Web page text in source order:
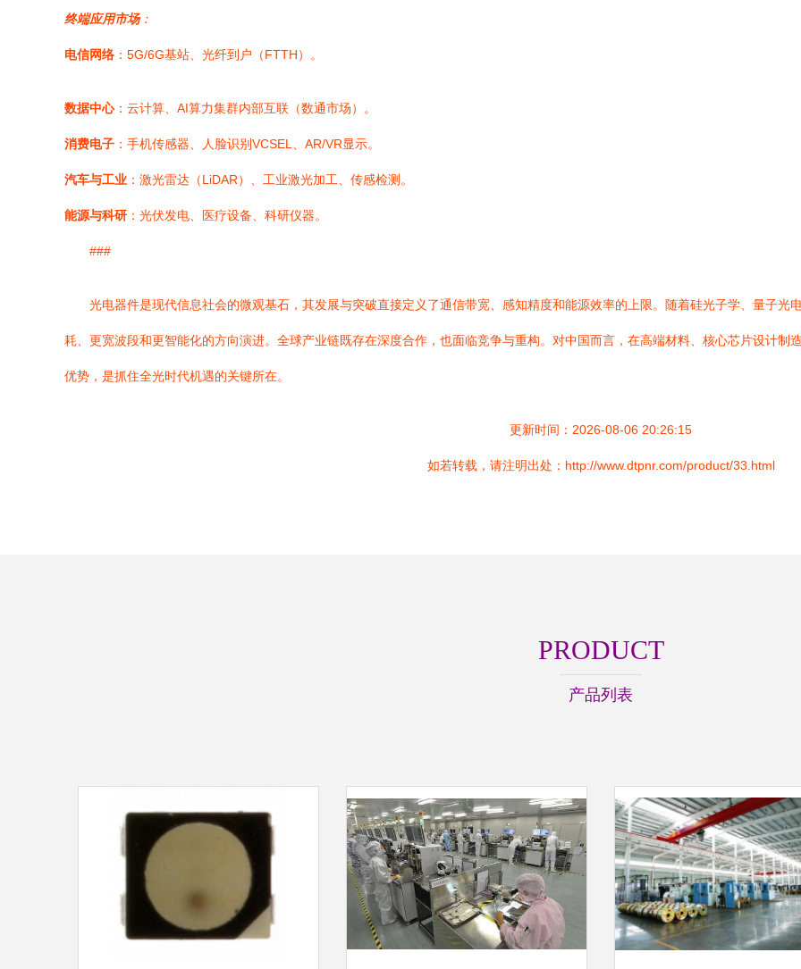
终端应用市场：
电信网络 ：5G/6G基站、光纤到户（FTTH）。
数据中心：云计算、AI算力集群内部互联（数通市场）。
消费电子 ：手机传感器、人脸识别VCSEL、AR/VR显示。
汽车与工业 ：激光雷达（LiDAR）、工业激光加工、传感检测。
能源与科研 ：光伏发电、医疗设备、科研仪器。
###
光电器件是现代信息社会的微观基石，其发展与突破直接定义了通信带宽、感知精度和能源效率的上限。随着硅光子学、量子光
耗、更宽波段和更智能化的方向演进。全球产业链既存在深度合作，也面临竞争与重构。对中国而言，在高端材料、核心芯片设计制
优势，是抓住全光时代机遇的关键所在。
更新时间：2026-08-06 20:26:15
如若转载，请注明出处：http://www.dtpnr.com/product/33.html
PRODUCT
产品列表